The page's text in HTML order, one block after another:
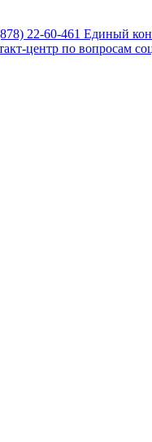
22-60-461 Единый
центр по вопросам